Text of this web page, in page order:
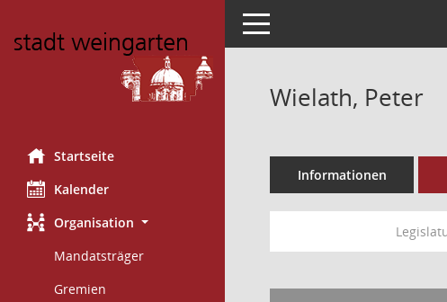
Startseite
Kalender
Organisation
Mandatsträger
Gremien
Toggle navigation
Wielath, Peter
Informationen